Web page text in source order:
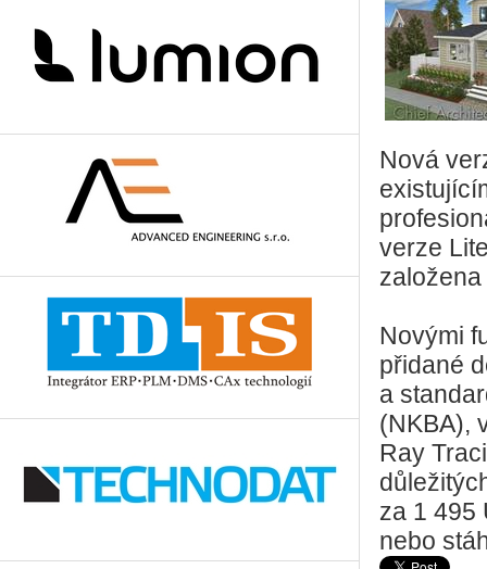
Nová
verze
Novými
přidané
a
(NKBA),
Ray
za 1 495
nebo